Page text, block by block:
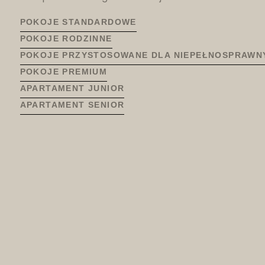
POKOJE STANDARDOWE
POKOJE RODZINNE
POKOJE PRZYSTOSOWANE DLA
POKOJE PREMIUM
APARTAMENT JUNIOR
APARTAMENT SENIOR